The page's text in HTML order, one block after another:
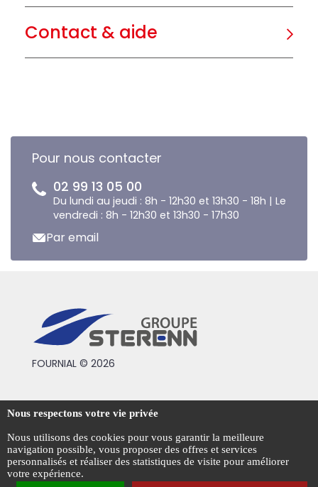
Contact & aide
Pour nous contacter
02 99 13 05 00
Du lundi au jeudi : 8h - 12h30 et 13h30 - 18h | Le
vendredi : 8h - 12h30 et 13h30 - 17h30
Par email
FOURNIAL © 2026
Conditions générales de vente
Mentions légales
Politique de confidentialité
Gestion des cookies
Nous respectons votre vie privée
Nous utilisons des cookies pour vous garantir la meilleure
navigation possible, vous proposer des offres et services
personnalisés et réaliser des statistiques de visite pour améliorer
votre expérience.